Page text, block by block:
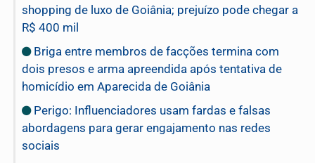
shopping de luxo de Goiânia; prejuízo pode chegar a
R$ 400 mil
Briga entre membros de facções termina com
dois presos e arma apreendida após tentativa de
homicídio em Aparecida de Goiânia
Perigo: Influenciadores usam fardas e falsas
abordagens para gerar engajamento nas redes
sociais